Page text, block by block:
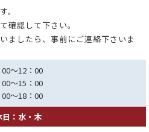
。
確認して下さい。
ましたら、事前にご連絡下さいま
～12：00
～15：00
～18：00
日：水・木